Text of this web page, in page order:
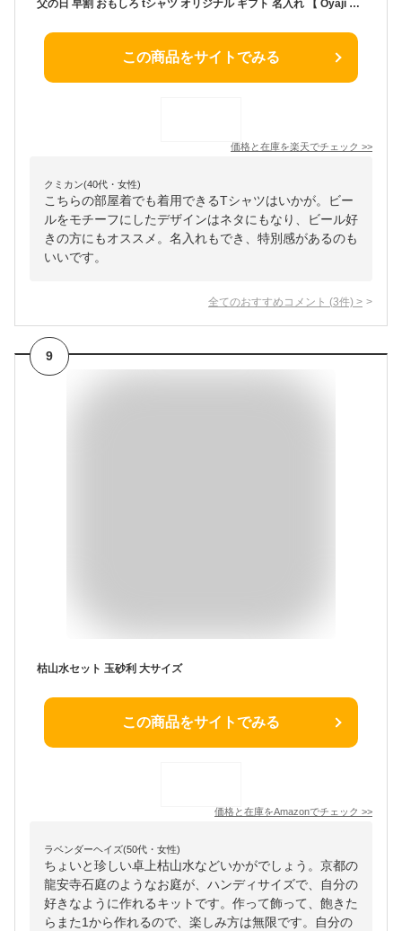
父の日 早割 おもしろ tシャツ オリジナル ギフト 名入れ 【 Oyaji Tシャツ 】父親 誕生日 プレゼント 60代 70代 ビール パロディー 綿100 半袖 メンズ 男性 お父さん 義父 定年退職 お祝い 男性 上司 定年退職 記念品 父の日ギフト 送料無料 翌々営業日出荷
この商品をサイトでみる
価格と在庫を楽天でチェック >>
クミカン(40代・女性)
こちらの部屋着でも着用できるTシャツはいかが。ビー
ルをモチーフにしたデザインはネタにもなり、ビール好
きの方にもオススメ。名入れもでき、特別感があるのも
いいです。
全てのおすすめコメント (3件) >
9
枯山水セット 玉砂利 大サイズ
この商品をサイトでみる
価格と在庫をAmazonでチェック >>
ラベンダーヘイズ(50代・女性)
ちょいと珍しい卓上枯山水などいかがでしょう。京都の
龍安寺石庭のようなお庭が、ハンディサイズで、自分の
好きなように作れるキットです。作って飾って、飽きた
らまた1から作れるので、楽しみ方は無限です。自分の